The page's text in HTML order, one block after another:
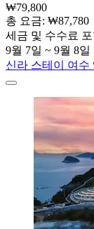
₩79,800
총 요금: ₩87,780
세금 및 수수료
9월 7일 ~ 9월 8일
신라 스테이 여수